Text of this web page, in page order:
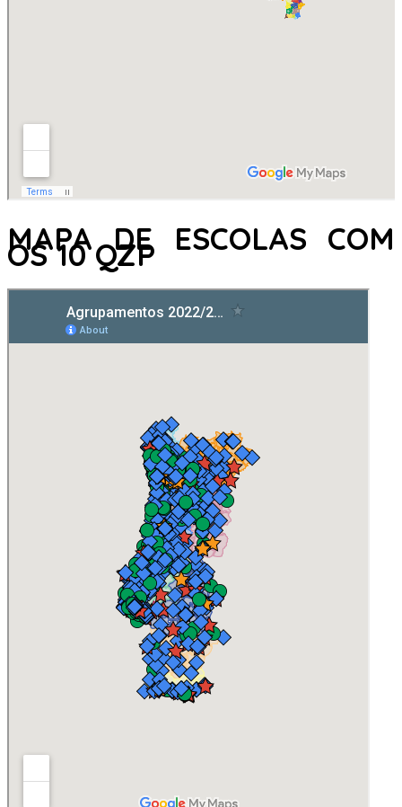
MAPA DE ESCOLAS COM
OS 10 QZP